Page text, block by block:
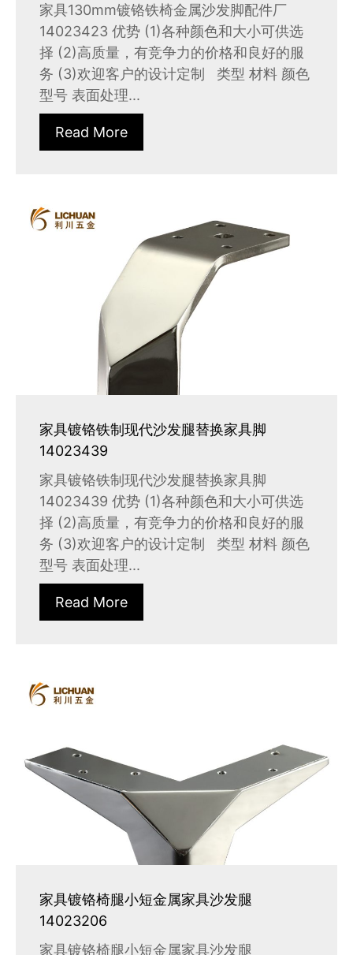
家具130mm镀铬铁椅金属沙发脚配件厂
14023423 优势 (1)各种颜色和大小可供选
择 (2)高质量，有竞争力的价格和良好的服
务 (3)欢迎客户的设计定制 类型 材料 颜色
型号 表面处理...
Read More
家具镀铬铁制现代沙发腿替换家具脚
14023439
家具镀铬铁制现代沙发腿替换家具脚
14023439 优势 (1)各种颜色和大小可供选
择 (2)高质量，有竞争力的价格和良好的服
务 (3)欢迎客户的设计定制 类型 材料 颜色
型号 表面处理...
Read More
家具镀铬椅腿小短金属家具沙发腿
14023206
家具镀铬椅腿小短金属家具沙发腿